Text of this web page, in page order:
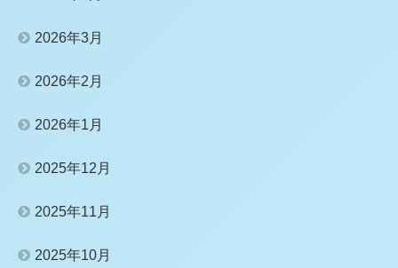
2026年3月
2026年2月
2026年1月
2025年12月
2025年11月
2025年10月